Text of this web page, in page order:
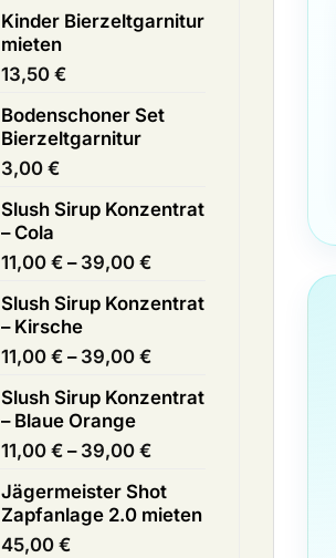
war:
ist:
Kinder Bierzeltgarnitur
mieten
13,50 €
Bodenschoner Set
Bierzeltgarnitur
3,00 €
Slush Sirup Konzentrat
– Cola
11,00 € – 39,00 €Preisspanne:
bis
Slush Sirup Konzentrat
– Kirsche
11,00 € – 39,00 €Preisspanne:
bis
Slush Sirup Konzentrat
– Blaue Orange
11,00 € – 39,00 €Preisspanne:
bis
39,00 €
Jägermeister Shot
Zapfanlage 2.0 mieten
45,00 €